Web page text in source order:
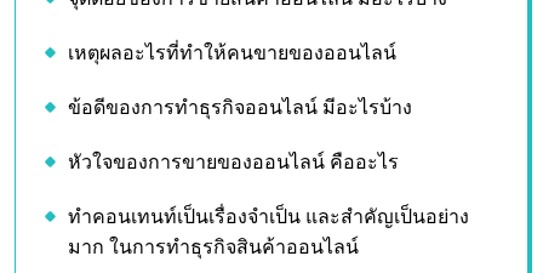
Posts
pagination
1 2
เหตุผลอะไรที่ทำให้คนขายของออนไลน์